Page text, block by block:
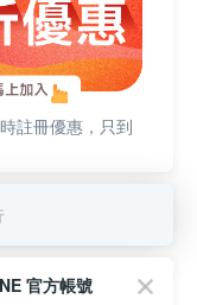
註冊優惠，只到
官方帳號